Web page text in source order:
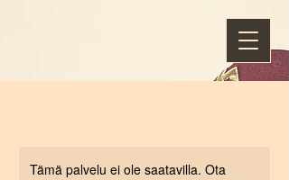
Tämä palvelu ei ole saatavilla. Ota